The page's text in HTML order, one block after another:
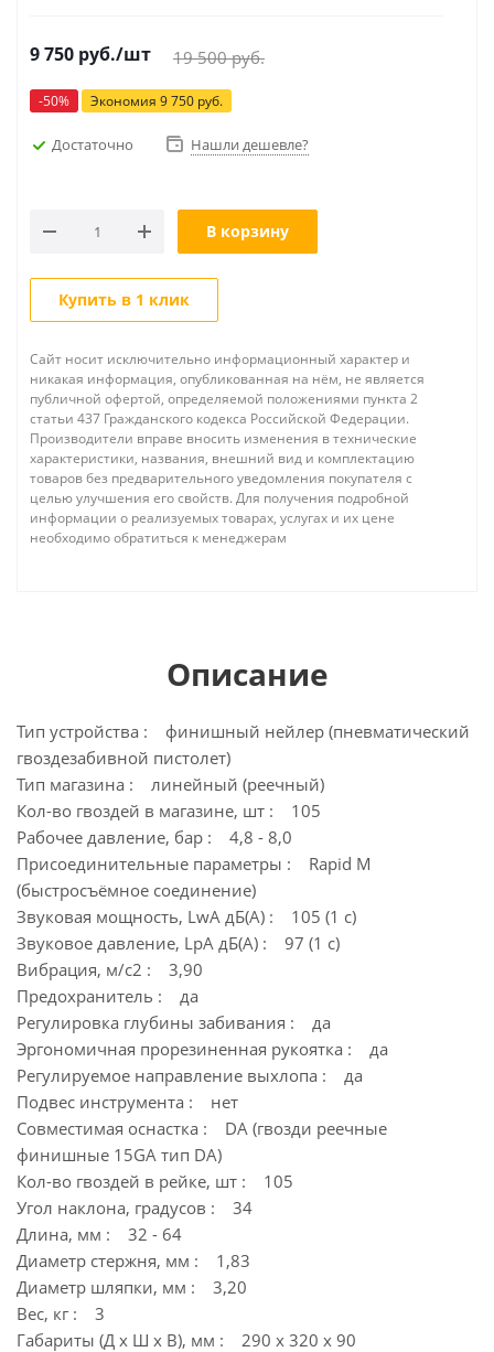
9 750 руб./шт 19 500руб.
-50% Экономия 9 750 руб.
Достаточно Нашли дешевле?
В корзину
Купить в 1 клик
Сайт носит исключительно информационный характер и
никакая информация, опубликованная на нём, не является
публичной офертой, определяемой положениями пункта 2
статьи 437 Гражданского кодекса Российской Федерации.
Производители вправе вносить изменения в технические
характеристики, названия, внешний вид и комплектацию
товаров без предварительного уведомления покупателя с
целью улучшения его свойств. Для получения подробной
информации о реализуемых товарах, услугах и их цене
необходимо обратиться к менеджерам
Описание
Тип устройства : финишный нейлер (пневматический
гвоздезабивной пистолет)
Тип магазина : линейный (реечный)
Кол-во гвоздей в магазине, шт : 105
Рабочее давление, бар : 4,8 - 8,0
Присоединительные параметры : Rapid M
(быстросъёмное соединение)
Звуковая мощность, LwA дБ(А) : 105 (1 с)
Звуковое давление, LpA дБ(А) : 97 (1 с)
Вибрация, м/с2 : 3,90
Предохранитель : да
Регулировка глубины забивания : да
Эргономичная прорезиненная рукоятка : да
Регулируемое направление выхлопа : да
Подвес инструмента : нет
Совместимая оснастка : DA (гвозди реечные
финишные 15GA тип DA)
Кол-во гвоздей в рейке, шт : 105
Угол наклона, градусов : 34
Длина, мм : 32 - 64
Диаметр стержня, мм : 1,83
Диаметр шляпки, мм : 3,20
Вес, кг : 3
Габариты (Д х Ш х В), мм : 290 х 320 х 90